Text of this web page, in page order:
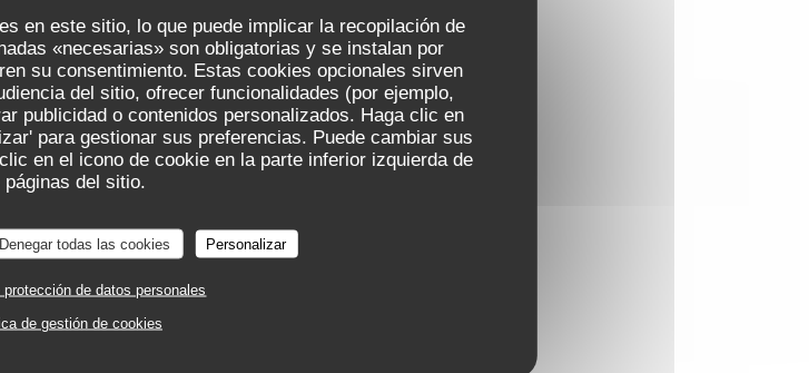
en este sitio, lo que puede implicar la recopilación de
«necesarias» son obligatorias y se instalan por
su consentimiento. Estas cookies opcionales sirven
del sitio, ofrecer funcionalidades (por ejemplo,
publicidad o contenidos personalizados. Haga clic en
para gestionar sus preferencias. Puede cambiar sus
en el icono de cookie en la parte inferior izquierda de
páginas del sitio.
Denegar todas las cookies Personalizar
de datos personales
de gestión de cookies
: 5/5 MENÚ : 5 /5 CALIDAD / PRECIO : 5/5
: 5/5 MENÚ: 5/5 CALIDAD / PRECIO: 4/5
: 5/5 MENÚ: 5/5 CALIDAD / PRECIO
강추합니다^^
VERAISON